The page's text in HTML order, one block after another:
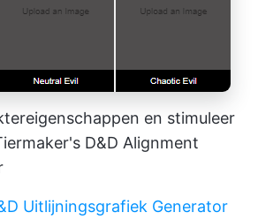
en stimuleer
D&D Alignment
Uitlijningsgrafiek Generator